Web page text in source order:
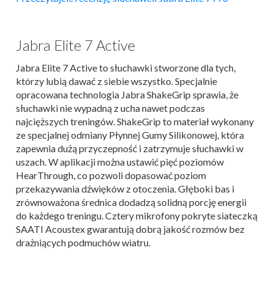
Jabra Elite 7 Active
Jabra Elite 7 Active to słuchawki stworzone dla tych,
którzy lubią dawać z siebie wszystko. Specjalnie
opracowana technologia Jabra ShakeGrip sprawia, że
słuchawki nie wypadną z ucha nawet podczas
najcięższych treningów. ShakeGrip to materiał wykonany
ze specjalnej odmiany Płynnej Gumy Silikonowej, która
zapewnia dużą przyczepność i zatrzymuje słuchawki w
uszach. W aplikacji można ustawić pięć poziomów
HearThrough, co pozwoli dopasować poziom
przekazywania dźwięków z otoczenia. Głęboki bas i
zrównoważona średnica dodadzą solidną porcję energii
do każdego treningu. Cztery mikrofony pokryte siateczką
SAATI Acoustex gwarantują dobrą jakość rozmów bez
drażniących podmuchów wiatru.